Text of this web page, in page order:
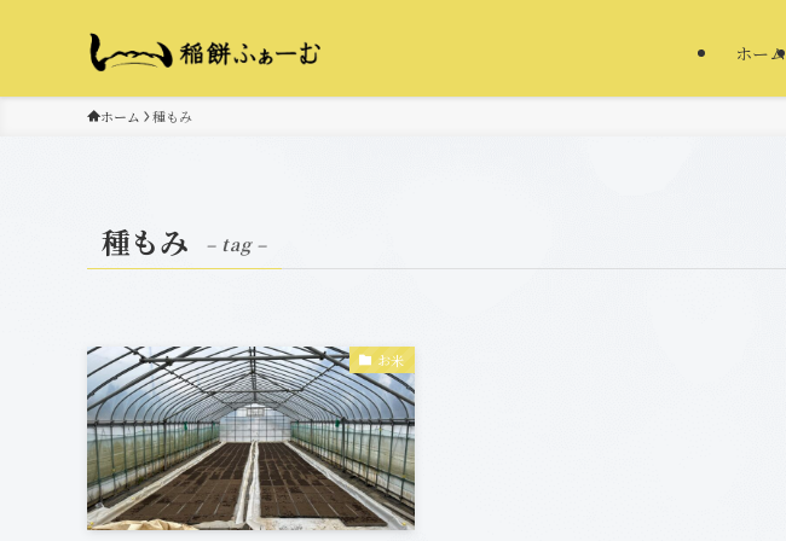
ホーム
ホーム 種もみ
種もみ – tag –
お米